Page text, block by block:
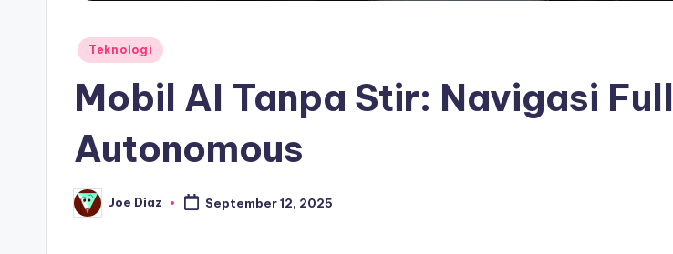
Posted
Teknologi
Mobil AI Tanpa Stir: Navigasi Full
Autonomous
Posted
by
Joe Diaz September 12, 2025